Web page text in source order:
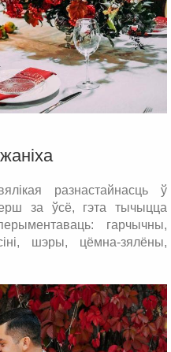
разнастайнасць ў
за ўсё, гэта тычыцца
гарчычны,
шэры, цёмна-зялёны,